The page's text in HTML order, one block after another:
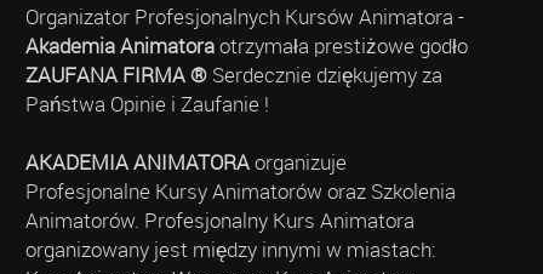
Organizator Profesjonalnych Kursów Animatora -
Akademia Animatoraotrzymała prestiżowe godło
ZAUFANA FIRMA ®Serdecznie dziękujemy za
Państwa Opinie i Zaufanie !
AKADEMIA ANIMATORAorganizuje
Profesjonalne Kursy Animatorów oraz Szkolenia
Animatorów. Profesjonalny Kurs Animatora
organizowany jest między innymi w miastach: